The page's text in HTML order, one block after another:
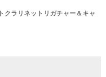
クラリネットリガチャー＆キャ